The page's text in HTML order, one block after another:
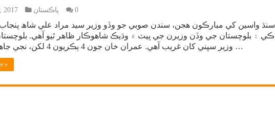
2017 پاڪستان 0
سنڌ واسين کي مبارڪون هجن، سندن صوبي جو وڏو وزير سيد مراد علي شاھ
ڪي ۽ بلوچستان جي وڏن وزيرن جي ڀيٽ ۾ وڌيڪ شاهوڪار ظاهر ٿيو آهي.
وزير سڀني کان غريب آهي. عمران خان جون 4 ٻڪريون 4 لکن، نجي جاهز ۾ سفر …
»